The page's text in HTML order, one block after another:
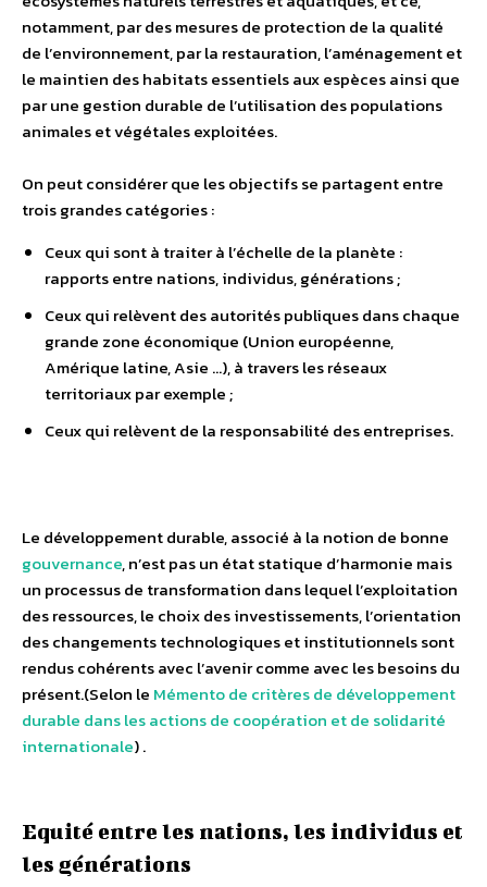
notamment, par des mesures de protection de la qualité
de l’environnement, par la restauration, l’aménagement et
le maintien des habitats essentiels aux espèces ainsi que
par une gestion durable de l’utilisation des populations
animales et végétales exploitées.
On peut considérer que les objectifs se partagent entre
trois grandes catégories :
Ceux qui sont à traiter à l’échelle de la planète :
rapports entre nations, individus, générations ;
Ceux qui relèvent des autorités publiques dans chaque
grande zone économique (Union européenne,
Amérique latine, Asie …), à travers les réseaux
territoriaux par exemple ;
Ceux qui relèvent de la responsabilité des entreprises.
Le développement durable, associé à la notion de bonne
gouvernance, n’est pas un état statique d’harmonie mais
un processus de transformation dans lequel l’exploitation
des ressources, le choix des investissements, l’orientation
des changements technologiques et institutionnels sont
rendus cohérents avec l’avenir comme avec les besoins du
présent.(Selon le Mémento de critères de développement
durable dans les actions de coopération et de solidarité
internationale).
Equité entre les nations, les individus et
les générations